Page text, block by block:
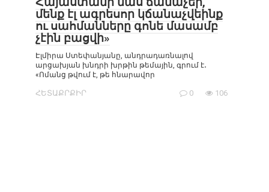
մենք էլ ագրեսոր կճանաչվեինք
ու սահմանները գոնե մասամբ
չէին բացվի»
Էլմիրա Ստեփանյանը, անդրադառնալով
արցախյան խնդրի խրթին թեմային, գրում է․
«Ոմանց թվում է, թե հնարավոր
ՀԵՏԱՔՐՔԻՐ 0 106